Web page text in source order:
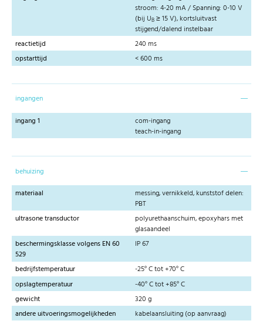
stroom: 4-20 mA / Spanning: 0-10 V
(bij UB ≥ 15 V), kortsluitvast
stijgend/dalend instelbaar
reactietijd
240 ms
opstarttijd
< 600 ms
ingangen
ingang 1
com-ingang
teach-in-ingang
behuizing
materiaal
messing, vernikkeld, kunststof delen:
PBT
ultrasone transductor
polyurethaanschuim, epoxyhars met
glasaandeel
beschermingsklasse volgens EN 60
529
IP 67
bedrijfstemperatuur
-25° C tot +70° C
opslagtemperatuur
-40° C tot +85° C
gewicht
320 g
andere uitvoeringsmogelijkheden
kabelaansluiting (op aanvraag)